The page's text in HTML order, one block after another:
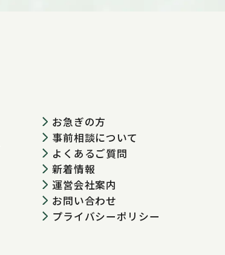
お急ぎの方
事前相談について
よくあるご質問
新着情報
運営会社案内
お問い合わせ
プライバシーポリシー